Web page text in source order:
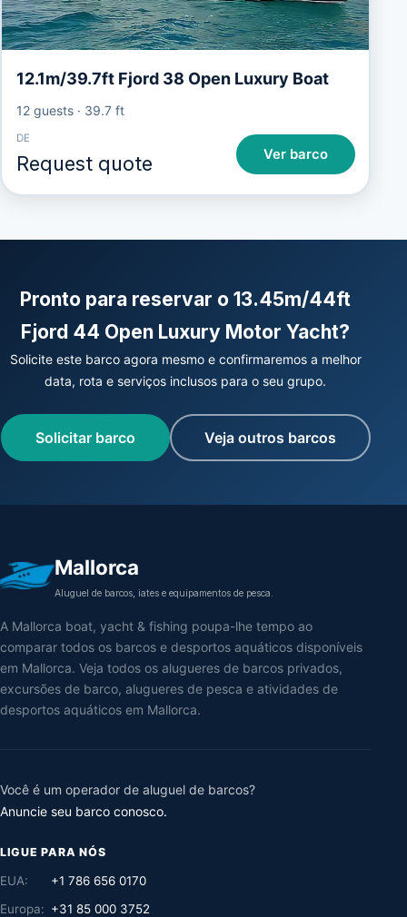
12.1m/39.7ft Fjord 38 Open Luxury Boat
12 guests· 39.7 ft
DE
Request quote Ver barco
Pronto para reservar o 13.45m/44ft
Fjord 44 Open Luxury Motor Yacht?
Solicite este barco agora mesmo e confirmaremos a melhor
data, rota e serviços inclusos para o seu grupo.
Solicitar barco Veja outros barcos
Mallorca
Aluguel de barcos, iates e equipamentos de pesca.
A Mallorca boat, yacht & fishing poupa-lhe tempo ao
comparar todos os barcos e desportos aquáticos disponíveis
em Mallorca. Veja todos os alugueres de barcos privados,
excursões de barco, alugueres de pesca e atividades de
desportos aquáticos em Mallorca.
Você é um operador de aluguel de barcos?
Anuncie seu barco conosco.
LIGUE PARA NÓS
EUA:
+1 786 656 0170
Europa: +31 85 000 3752